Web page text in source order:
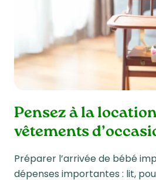
Pensez à la
vêtements
Préparer l’arrivée de bébé
dépenses importantes : lit,